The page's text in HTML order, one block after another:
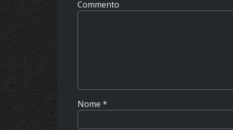
Commento
Nome *